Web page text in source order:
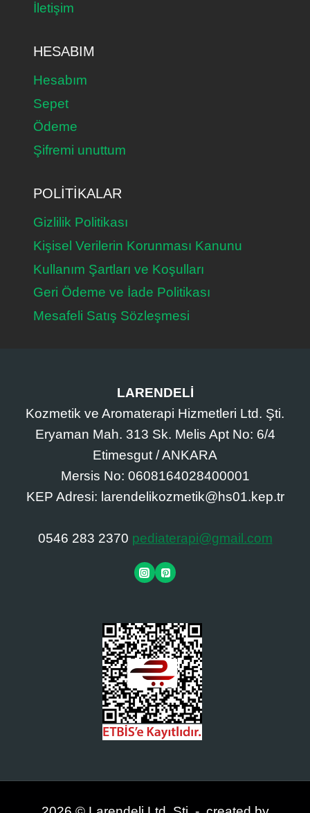
İletişim
HESABIM
Hesabım
Sepet
Ödeme
Şifremi unuttum
POLITIKALAR
Gizlilik Politikası
Kişisel Verilerin Korunması Kanunu
Kullanım Şartları ve Koşulları
Geri Ödeme ve İade Politikası
Mesafeli Satış Sözleşmesi
LARENDELİ
Kozmetik ve Aromaterapi Hizmetleri Ltd. Şti.
Eryaman Mah. 313 Sk. Melis Apt No: 6/4
Etimesgut / ANKARA
Mersis No: 0608164028400001
KEP Adresi: larendelikozmetik@hs01.kep.tr
0546 283 2370 pediaterapi@gmail.com